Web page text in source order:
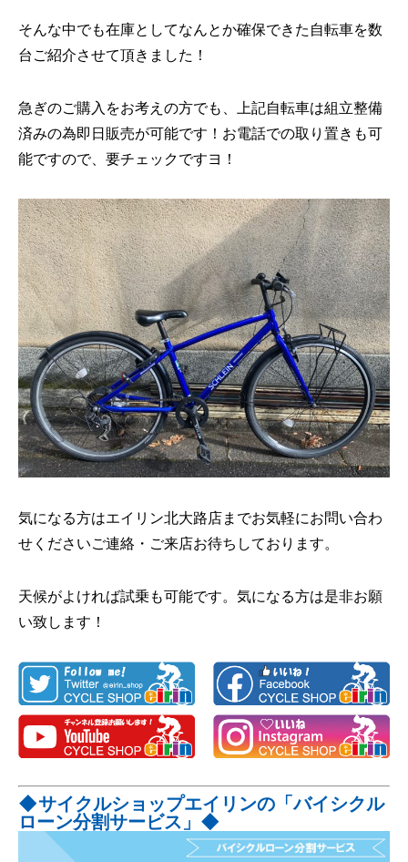
そんな中でも在庫としてなんとか確保できた自転車を数
台ご紹介させて頂きました！
急ぎのご購入をお考えの方でも、上記自転車は組立整備
済みの為即日販売が可能です！お電話での取り置きも可
能ですので、要チェックですヨ！
気になる方はエイリン北大路店までお気軽にお問い合わ
せくださいご連絡・ご来店お待ちしております。
天候がよければ試乗も可能です。気になる方は是非お願
い致します！
◆サイクルショップエイリンの「バイシクル
ローン分割サービス」◆